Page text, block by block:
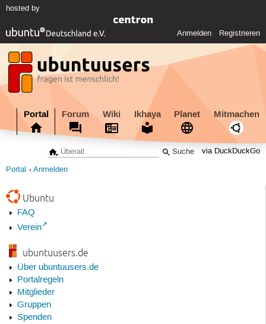
hosted by
Anmelden Registrieren
Portal Forum Wiki Ikhaya Planet Mitmachen
via DuckDuckGo
Portal Anmelden
Ubuntu
FAQ
Verein
ubuntuusers.de
Über ubuntuusers.de
Portalregeln
Mitglieder
Gruppen
Spenden